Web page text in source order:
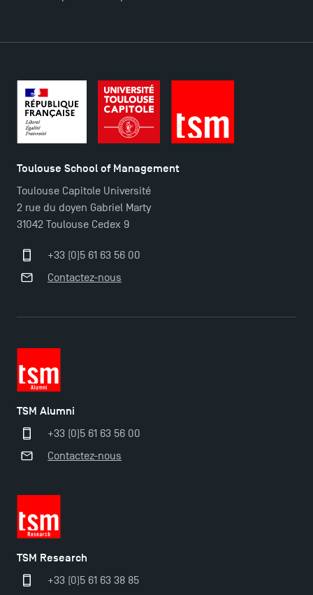
TSM Éducation
TSM-Research
Toulouse School of Management
Toulouse Capitole Université
2 rue du doyen Gabriel Marty
31042 Toulouse Cedex 9
+33 (0)5 61 63 56 00
Contactez-nous
TSM Alumni
+33 (0)5 61 63 56 00
Contactez-nous
TSM Research
+33 (0)5 61 63 38 85